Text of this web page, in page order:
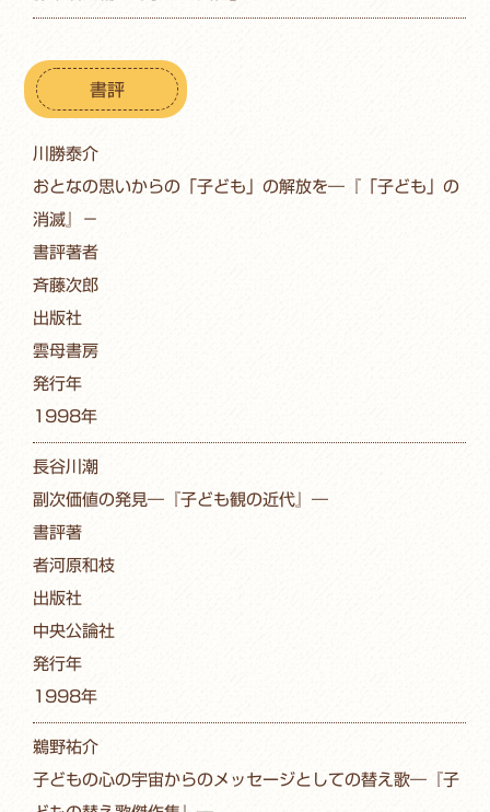
書評
川勝泰介
おとなの思いからの「子ども」の解放を―『「子ども」の
消滅』－
書評著者
斉藤次郎
出版社
雲母書房
発行年
1998年
長谷川潮
副次価値の発見―『子ども観の近代』―
書評著
者河原和枝
出版社
中央公論社
発行年
1998年
鵜野祐介
子どもの心の宇宙からのメッセージとしての替え歌―『子